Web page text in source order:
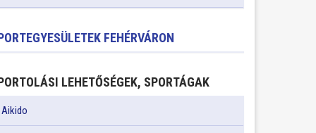
FEHÉRVÁRON
LEHETŐSÉGEK, SPORTÁGAK
Aikido